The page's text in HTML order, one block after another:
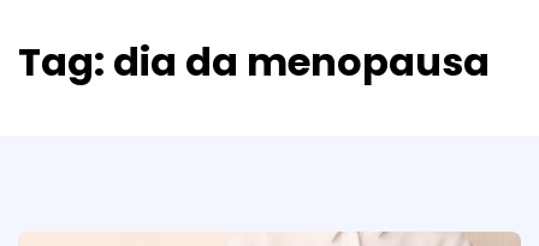
Tag: dia da menopausa